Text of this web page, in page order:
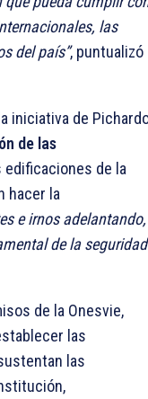
las
del país”, puntualizó
iniciativa de
de las
edificaciones de la
hacer la
e irnos adelantando,
de la seguridad
de la Onesvie,
las
las